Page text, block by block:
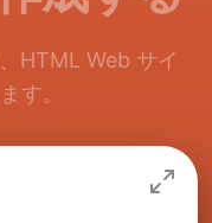
HTML Web サイ
す。